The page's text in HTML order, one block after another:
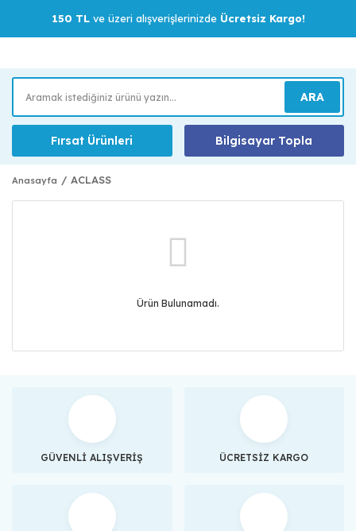
150 TLve üzeri alışverişlerinizde Ücretsiz Kargo!
ARA
Fırsat Ürünleri Bilgisayar Topla
Anasayfa ACLASS
Ürün Bulunamadı.
GÜVENLİ ALIŞVERİŞ ÜCRETSİZ KARGO